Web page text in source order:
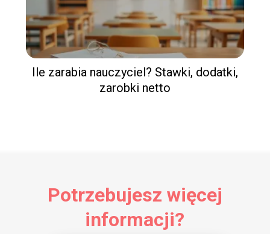
Ile zarabia nauczyciel? Stawki, dodatki,
zarobki netto
Potrzebujesz więcej
informacji?